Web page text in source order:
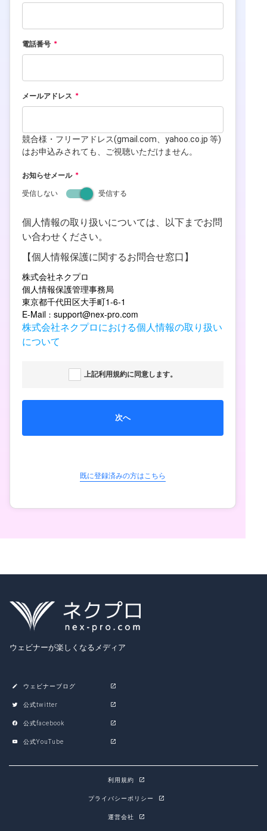
電話番号
メールアドレス
競合様・フリーアドレス(gmail.com、yahoo.co.jp 等)
はお申込みされても、ご視聴いただけません。
お知らせメール
受信しない 受信する
個人情報の取り扱いについては、以下までお問
い合わせください。
【個人情報保護に関するお問合せ窓口】
株式会社ネクプロ
個⼈情報保護管理事務局
東京都千代田区大手町1-6-1
E-Mail ：support@nex-pro.com
株式会社ネクプロにおける個人情報の取り扱い
について
上記利用規約に同意します。
次へ
既に登録済みの方はこちら
ウェビナーが楽しくなるメディア
ウェビナーブログ
公式twitter
公式facebook
公式YouTube
利用規約
プライバシーポリシー
運営会社